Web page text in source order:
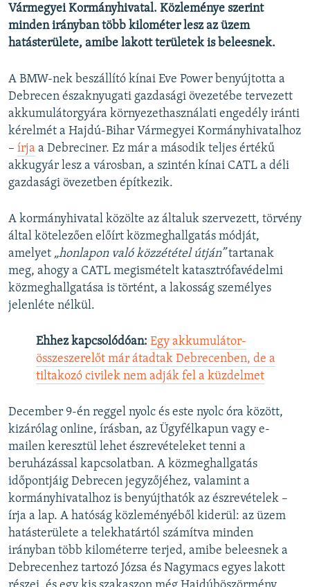
Vármegyei Kormányhivatal. Közleménye szerint
minden irányban több kilométer lesz az üzem
hatásterülete, amibe lakott területek is beleesnek.
A BMW-nek beszállító kínai Eve Power benyújtotta a
Debrecen északnyugati gazdasági övezetébe tervezett
akkumulátorgyára környezethasználati engedély iránti
kérelmét a Hajdú-Bihar Vármegyei Kormányhivatalhoz
– írja a Debreciner. Ez már a második teljes értékű
akkugyár lesz a városban, a szintén kínai CATL a déli
gazdasági övezetben építkezik.
A kormányhivatal közölte az általuk szervezett, törvény
által kötelezően előírt közmeghallgatás módját,
amelyet „honlapon való közzététel útján”tartanak
meg, ahogy a CATL megismételt katasztrófavédelmi
közmeghallgatása is történt, a lakosság személyes
jelenléte nélkül.
Ehhez kapcsolódóan: Egy akkumulátor-
összeszerelőt már átadtak Debrecenben, de a
tiltakozó civilek nem adják fel a küzdelmet
December 9-én reggel nyolc és este nyolc óra között,
kizárólag online, írásban, az Ügyfélkapun vagy e-
mailen keresztül lehet észrevételeket tenni a
beruházással kapcsolatban. A közmeghallgatás
időpontjáig Debrecen jegyzőjéhez, valamint a
kormányhivatalhoz is benyújthatók az észrevételek –
írja a lap. A hatóság közleményéből kiderül: az üzem
hatásterülete a telekhatártól számítva minden
irányban több kilométerre terjed, amibe beleesnek a
Debrecenhez tartozó Józsa és Nagymacs egyes lakott